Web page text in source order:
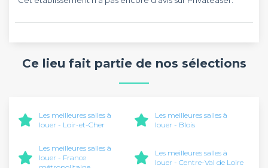
Ce lieu fait partie de nos sélections
Les meilleures salles à
louer - Loir-et-Cher
Les meilleures salles à
louer - Blois
Les meilleures salles à
louer - France
Les meilleures salles à
louer - Centre-Val de Loire